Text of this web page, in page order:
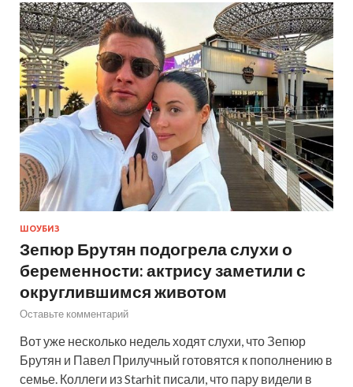
ШОУБИЗ
Зепюр Брутян подогрела слухи о
беременности: актрису заметили с
округлившимся животом
Оставьте комментарий
Вот уже несколько недель ходят слухи, что Зепюр
Брутян и Павел Прилучный готовятся к пополнению в
семье. Коллеги из Starhit писали, что пару видели в